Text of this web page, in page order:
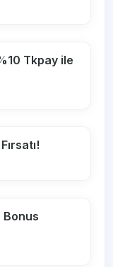
Tkpay ile
Bonus